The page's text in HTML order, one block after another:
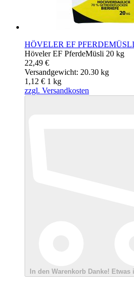
HÖVELER EF
Höveler EF PferdeMüsli 20 kg
22,49 €
Versandgewicht: 20.30 kg
1,12 € 1 kg
zzgl. Versandkosten
In den Warenkorb Danke! Etwas